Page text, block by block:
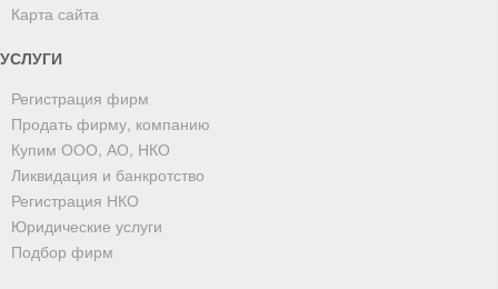
Карта сайта
УСЛУГИ
Регистрация фирм
Продать фирму, компанию
Купим ООО, АО, НКО
Ликвидация и банкротство
Регистрация НКО
Юридические услуги
Подбор фирм